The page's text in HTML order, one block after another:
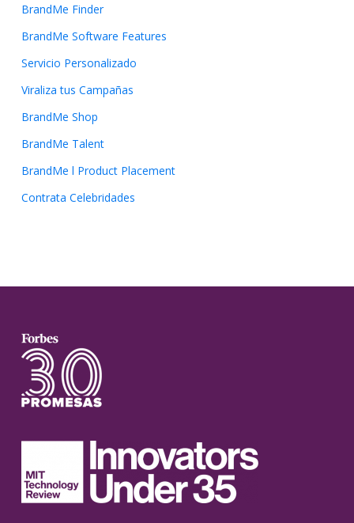
BrandMe Finder
BrandMe Software Features
Servicio Personalizado
Viraliza tus Campañas
BrandMe Shop
BrandMe Talent
BrandMe l Product Placement
Contrata Celebridades